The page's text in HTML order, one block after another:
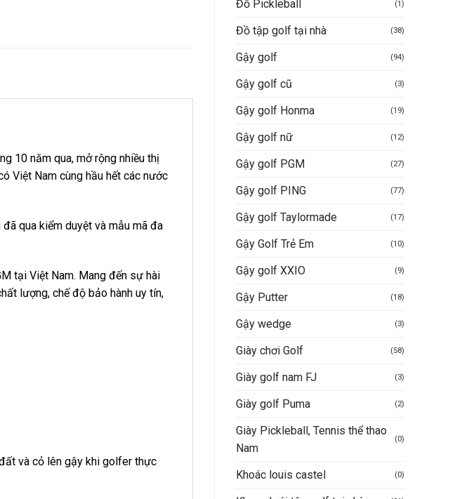
Đồ Pickleball (1)
Đồ tập golf tại nhà (38)
Gậy golf (94)
Gậy golf cũ (3)
Gậy golf Honma (19)
Gậy golf nữ (12)
Gậy golf PGM (27)
Gậy golf PING (77)
Gậy golf Taylormade (17)
Gậy Golf Trẻ Em (10)
Gậy golf XXIO (9)
Gậy Putter (18)
Gậy wedge (3)
Giày chơi Golf (58)
Giày golf nam FJ (3)
Giày golf Puma (2)
Giày Pickleball, Tennis thể thao
Nam
(0)
Khoác louis castel (0)
10 năm qua, mở rộng nhiều thị
Việt Nam cùng hầu hết các nước
qua kiểm duyệt và mẫu mã đa
tại Việt Nam. Mang đến sự hài
lượng, chế độ bảo hành uy tín,
và cỏ lên gậy khi golfer thực